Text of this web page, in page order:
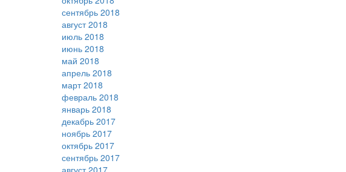
сентябрь 2018
август 2018
июль 2018
июнь 2018
май 2018
апрель 2018
март 2018
февраль 2018
январь 2018
декабрь 2017
ноябрь 2017
октябрь 2017
сентябрь 2017